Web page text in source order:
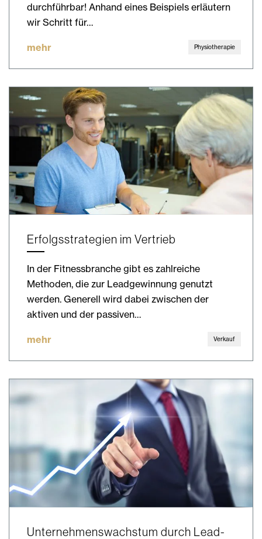
durchführbar! Anhand eines Beispiels erläutern
wir Schritt für…
mehr Physiotherapie
Erfolgsstrategien im Vertrieb
In der Fitnessbranche gibt es zahlreiche
Methoden, die zur Leadgewinnung genutzt
werden. Generell wird dabei zwischen der
aktiven und der passiven…
mehr Verkauf
Unternehmenswachstum durch Lead-